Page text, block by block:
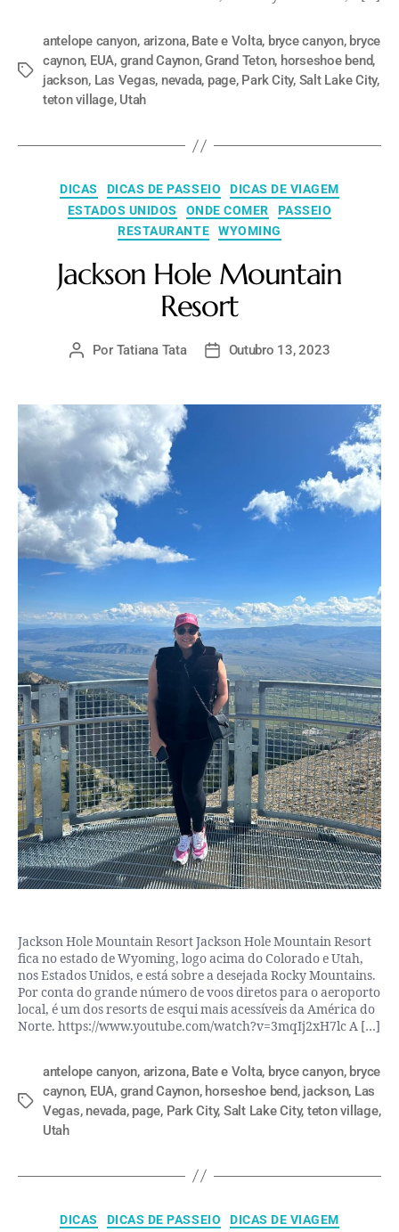
antelope canyon, arizona, Bate e Volta, bryce canyon, bryce
caynon, EUA, grand Caynon,Grand Teton, horseshoe bend,
jackson, Las Vegas, nevada, page, Park City, Salt Lake City,
teton village, Utah
DICAS DICAS DE PASSEIO
DICAS DE VIAGEM
ESTADOS UNIDOS
ONDE COMER
PASSEIO
RESTAURANTE
WYOMING
Jackson Hole Mountain
Resort
Por Tatiana Tata Outubro 13, 2023
Jackson Hole Mountain Resort Jackson Hole Mountain Resort
fica no estado de Wyoming, logo acima do Colorado e Utah,
nos Estados Unidos, e está sobre a desejada Rocky Mountains.
Por conta do grande número de voos diretos para o aeroporto
local, é um dos resorts de esqui mais acessíveis da América do
Norte. https://www.youtube.com/watch?v=3mqIj2xH7lc A […]
antelope canyon, arizona, Bate e Volta, bryce canyon, bryce
caynon, EUA, grand Caynon, horseshoe bend, jackson, Las
Vegas, nevada, page, Park City, Salt Lake City, teton village,
Utah
DICAS DICAS DE PASSEIO
DICAS DE VIAGEM